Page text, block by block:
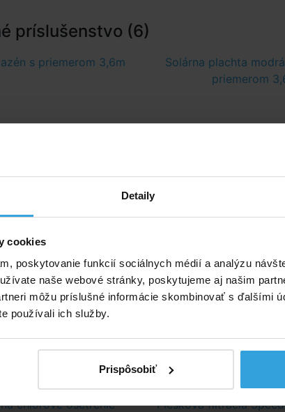
Detaily
cookies
poskytovanie funkcií sociálnych médií a analýzu
naše webové stránky, poskytujeme aj našim
môžu príslušné informácie skombinovať s ďalšími
používali ich služby.
Prispôsobiť
príslušenstvo (6)
s priemerom 3,6m
> 50 ks
u vás
EUR
Solárna plachta
priemerom
Skladom >
29,63
chlórové ošetrenie
Piesková filtrácia